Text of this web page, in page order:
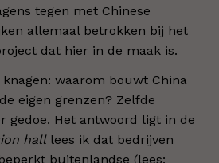
tegen met Chinese
allemaal betrokken bij het
dat hier in de maak is.
waarom bouwt China
eigen grenzen? Zelfde
gedoe. Het antwoord ligt in de
halllees ik dat bedrijven
buitenlandse (lees: